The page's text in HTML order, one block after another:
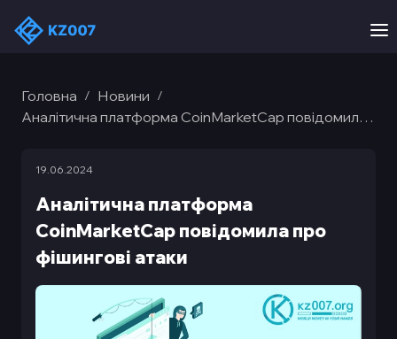
Головна / Новини /
Аналітична платформа CoinMarketCap повідомила
Аналітична платформа
CoinMarketCap повідомила про
фішингові атаки
19.06.2024